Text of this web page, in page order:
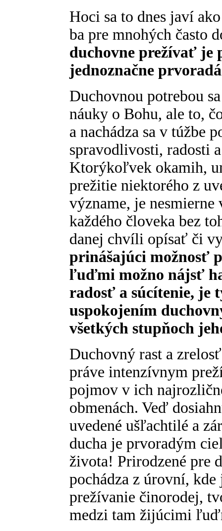
Hoci sa to dnes javí
ba pre mnohých často
duchovne prežívať je
jednoznačne
Duchovnou potrebou
náuky o Bohu, ale to,
a nachádza sa v túžbe
spravodlivosti, radosti
Ktorýkoľvek okamih,
prežitie niektorého z
význame, je
každého človeka bez
danej chvíli opísať či
prinášajúci možnosť
ľuďmi možno nájsť
radosť a súcítenie, je
uspokojením
všetkých stupňoch
Duchovný rast a
práve intenzívnym
pojmov v ich
obmenách. Veď
uvedené ušľachtilé a
ducha je prvoradým
života! Prirodzené pre
pochádza z úrovní,
prežívanie činorodej,
medzi tam žijúcimi